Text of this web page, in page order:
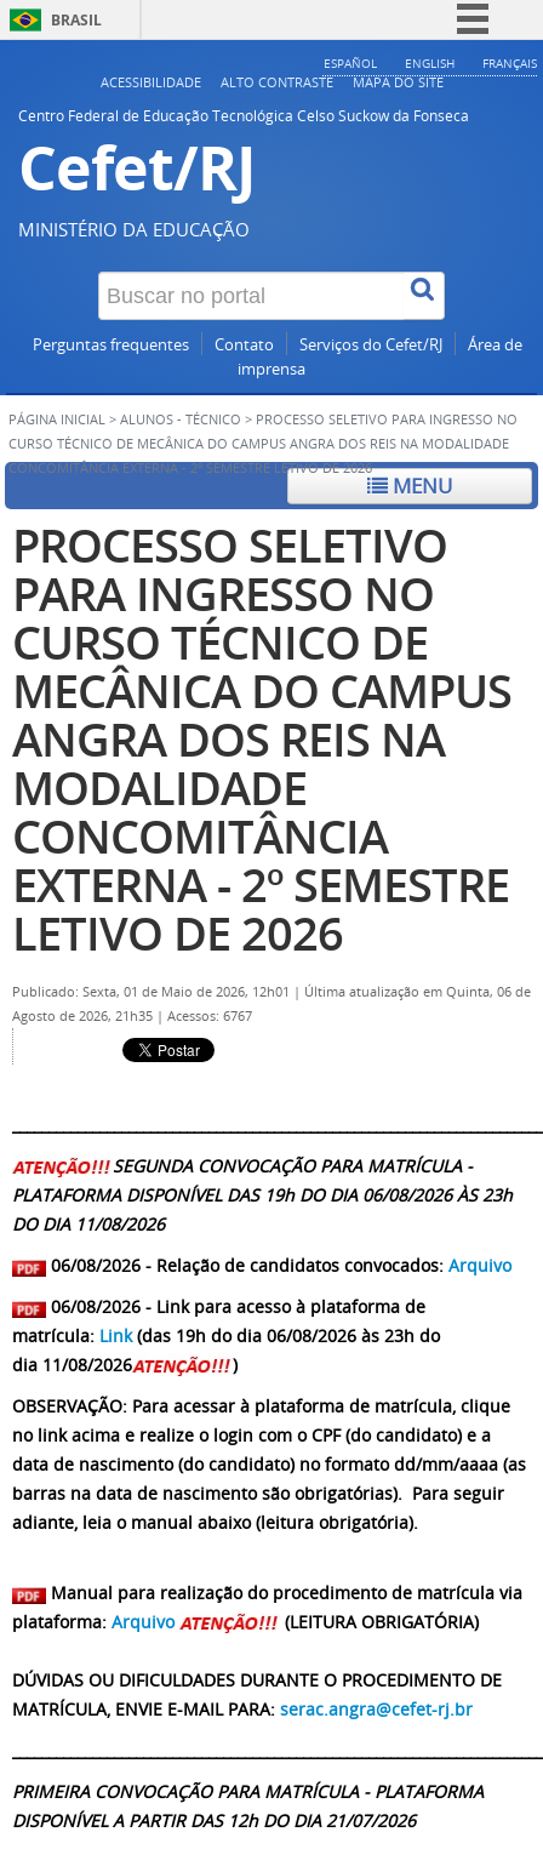
BRASIL
Simplifique!
ESPAÑOL ENGLISH FRANÇAIS
ACESSIBILIDADE ALTO CONTRASTE
MAPA DO SITE
Centro Federal de Educação Tecnológica Celso Suckow da Fonseca
Cefet/RJ
MINISTÉRIO DA EDUCAÇÃO
Perguntas frequentes Contato Serviços do Cefet/RJ
Área de
imprensa
PÁGINA INICIAL > ALUNOS - TÉCNICO > PROCESSO SELETIVO PARA INGRESSO NO
CURSO TÉCNICO DE MECÂNICA DO CAMPUS ANGRA DOS REIS NA MODALIDADE
CONCOMITÂNCIA EXTERNA - 2º SEMESTRE LETIVO DE 2026
MENU
PROCESSO SELETIVO
PARA INGRESSO NO
CURSO TÉCNICO DE
MECÂNICA DO CAMPUS
ANGRA DOS REIS NA
MODALIDADE
CONCOMITÂNCIA
EXTERNA - 2º SEMESTRE
LETIVO DE 2026
Publicado: Sexta, 01 de Maio de 2026, 12h01 | Última atualização em Quinta, 06 de
Agosto de 2026, 21h35 | Acessos: 6767
SEGUNDA CONVOCAÇÃO PARA MATRÍCULA -
PLATAFORMA DISPONÍVEL DAS 19h DO DIA 06/08/2026 ÀS 23h
DO DIA 11/08/2026
06/08/2026 - Relação de candidatos convocados: Arquivo
06/08/2026 - Link para acesso à plataforma de
matrícula: Link(das 19h do dia 06/08/2026 às 23h do
dia 11/08/2026
)
OBSERVAÇÃO: Para acessar à plataforma de matrícula, clique
no link acima e realize o login com o CPF (do candidato) e a
data de nascimento (do candidato) no formato dd/mm/aaaa (as
barras na data de nascimento são obrigatórias). Para seguir
adiante, leia o manual abaixo (leitura obrigatória).
Manual para realização do procedimento de matrícula via
plataforma: Arquivo (LEITURA OBRIGATÓRIA)
DÚVIDAS OU DIFICULDADES DURANTE O PROCEDIMENTO DE
MATRÍCULA, ENVIE E-MAIL PARA: serac.angra@cefet-rj.br
PRIMEIRA CONVOCAÇÃO PARA MATRÍCULA - PLATAFORMA
DISPONÍVEL A PARTIR DAS 12h DO DIA 21/07/2026